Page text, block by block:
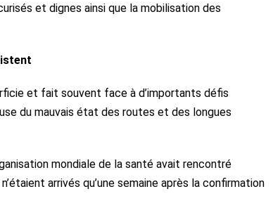
et dignes ainsi que la mobilisation des
et fait souvent face à d’importants défis
du mauvais état des routes et des longues
mondiale de la santé avait rencontré
arrivés qu’une semaine après la confirmation